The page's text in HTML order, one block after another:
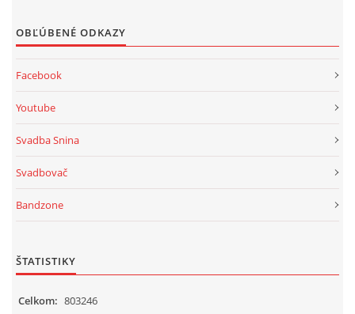
OBĽÚBENÉ ODKAZY
Facebook
Youtube
Svadba Snina
Svadbovač
Bandzone
ŠTATISTIKY
Celkom: 803246